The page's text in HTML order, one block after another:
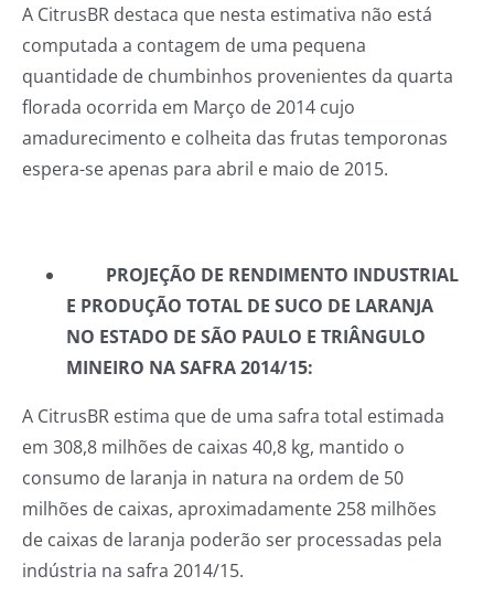
A CitrusBR destaca que nesta estimativa não está
computada a contagem de uma pequena
quantidade de chumbinhos provenientes da quarta
florada ocorrida em Março de 2014 cujo
amadurecimento e colheita das frutas temporonas
espera-se apenas para abril e maio de 2015.
PROJEÇÃO DE RENDIMENTO INDUSTRIAL
E PRODUÇÃO TOTAL DE SUCO DE LARANJA
NO ESTADO DE SÃO PAULO E TRIÂNGULO
MINEIRO NA SAFRA 2014/15:
A CitrusBR estima que de uma safra total estimada
em 308,8 milhões de caixas 40,8 kg, mantido o
consumo de laranja in natura na ordem de 50
milhões de caixas, aproximadamente 258 milhões
de caixas de laranja poderão ser processadas pela
indústria na safra 2014/15.